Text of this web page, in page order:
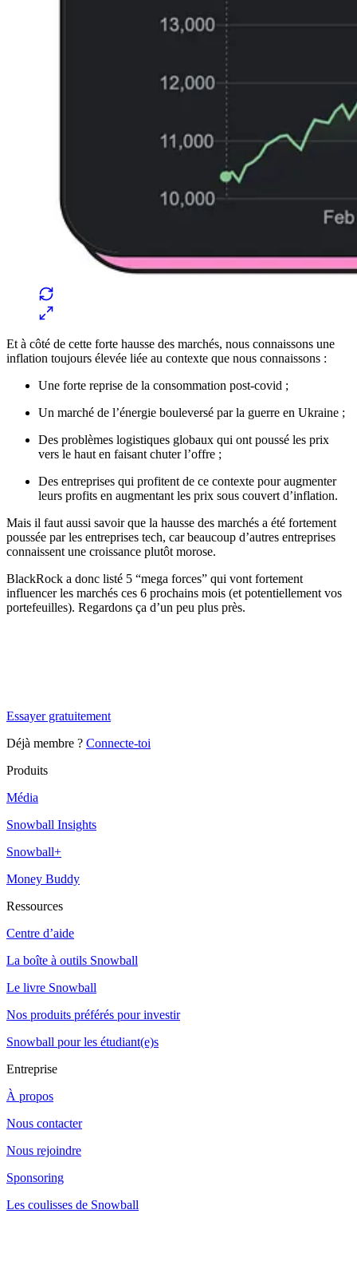
Et à côté de cette forte hausse des marchés, nous connaissons une
inflation toujours élevée liée au contexte que nous connaissons :
Une forte reprise de la consommation post-covid ;
Un marché de l’énergie bouleversé par la guerre en Ukraine ;
Des problèmes logistiques globaux qui ont poussé les prix
vers le haut en faisant chuter l’offre ;
Des entreprises qui profitent de ce contexte pour augmenter
leurs profits en augmentant les prix sous couvert d’inflation.
Mais il faut aussi savoir que la hausse des marchés a été fortement
poussée par les entreprises tech, car beaucoup d’autres entreprises
connaissent une croissance plutôt morose.
BlackRock a donc listé 5 “mega forces” qui vont fortement
influencer les marchés ces 6 prochains mois (et potentiellement vos
portefeuilles). Regardons ça d’un peu plus près.
Essayer gratuitement
Déjà membre ? Connecte-toi
Produits
Média
Snowball Insights
Snowball+
Money Buddy
Ressources
Centre d’aide
La boîte à outils Snowball
Le livre Snowball
Nos produits préférés pour investir
Snowball pour les étudiant(e)s
Entreprise
À propos
Nous contacter
Nous rejoindre
Sponsoring
Les coulisses de Snowball